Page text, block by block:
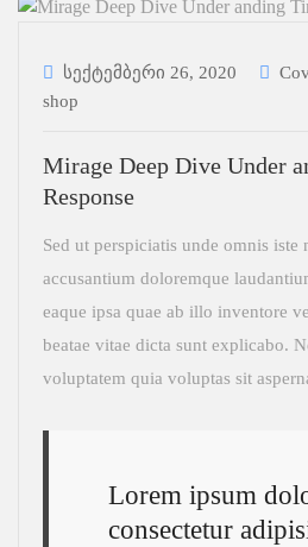
სექტემბერი 26, 2020
shop
Mirage Deep Dive Under
Response
Sed ut perspiciatis unde omnis iste
accusantium doloremque
eaque ipsa quae ab illo inventore
beatae vitae dicta sunt explicabo.
voluptatem quia voluptas sit
Lorem ipsum
consectetur